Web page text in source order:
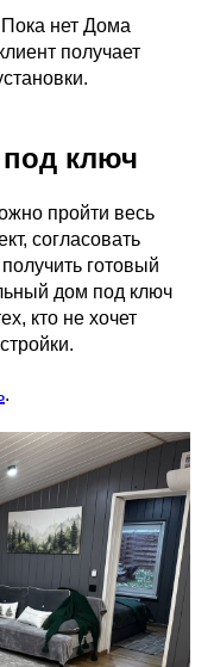
нет Дома
получает
ключ
пройти весь
согласовать
готовый
дом под ключ
кто не хочет
.